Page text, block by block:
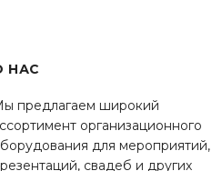
НАС
предлагаем широкий
организационного
для мероприятий,
свадеб и других